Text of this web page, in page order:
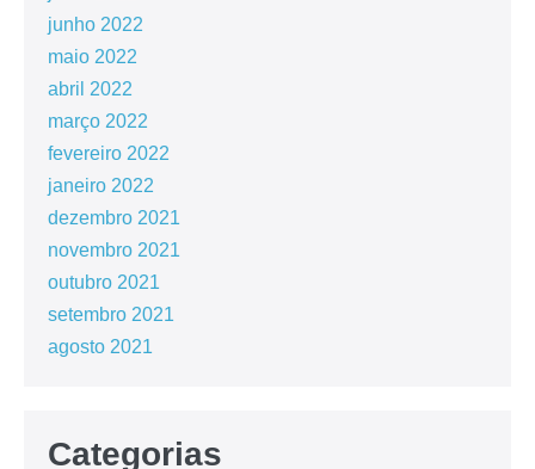
junho 2022
maio 2022
abril 2022
março 2022
fevereiro 2022
janeiro 2022
dezembro 2021
novembro 2021
outubro 2021
setembro 2021
agosto 2021
Categorias